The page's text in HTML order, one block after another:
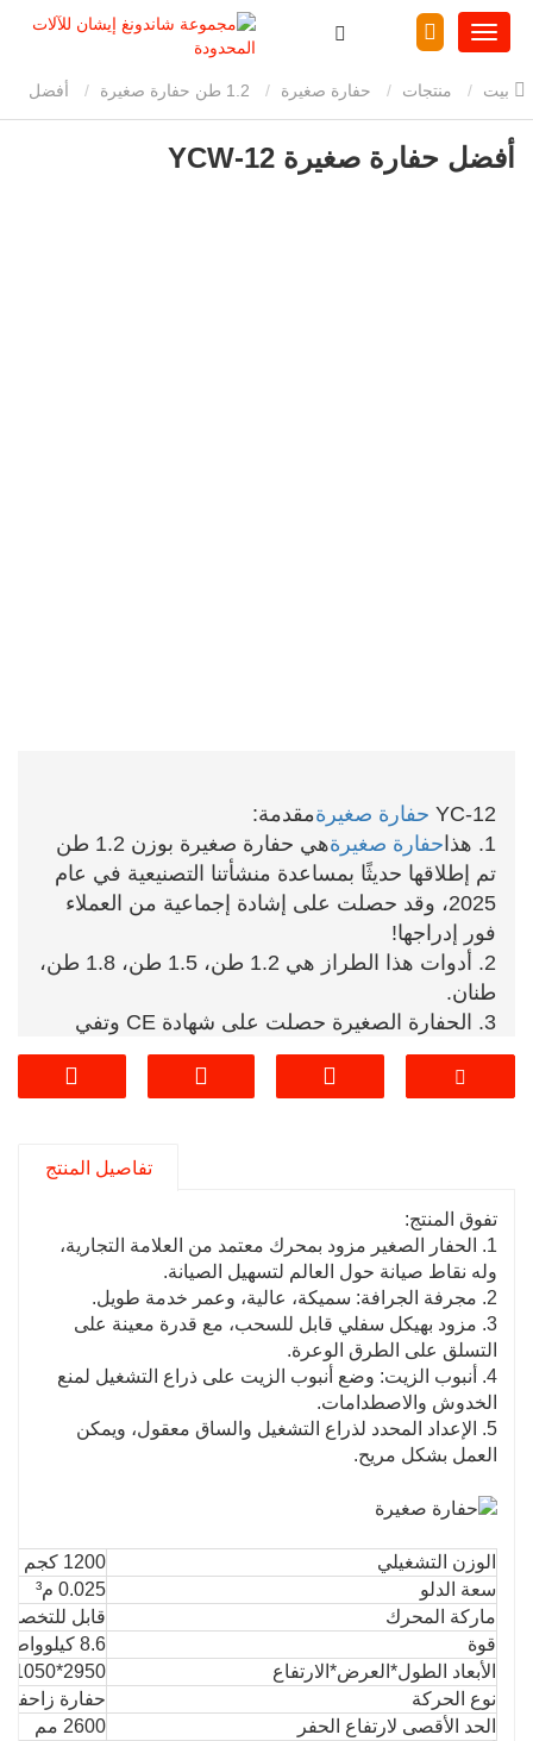
منتجات حفارة صغيرة 1.2 طن حفارة صغيرة أفضل
حفارة صغيرة YCW-12
أفضل حفارة صغيرة YCW-12
YC-12 حفارة صغيرةمقدمة:
1. هذا
حفارة صغيرة
هي حفارة صغيرة بوزن 1.2 طن
تم إطلاقها حديثًا بمساعدة منشأتنا التصنيعية في عام
2025، وقد حصلت على إشادة إجماعية من العملاء
فور إدراجها!
2. أدوات هذا الطراز هي 1.2 طن، 1.5 طن، 1.8 طن،
طنان.
3. الحفارة الصغيرة حصلت على شهادة CE وتفي
بمعايير الانبعاثات الأوروبية من الفئة الخامسة
والأمريكية EPA من الفئة الرابعة.
تفاصيل المنتج
تفوق المنتج:
1. الحفار الصغير مزود بمحرك معتمد من العلامة التجارية،
وله نقاط صيانة حول العالم لتسهيل الصيانة.
2. مجرفة الجرافة: سميكة، عالية، وعمر خدمة طويل.
3. مزود بهيكل سفلي قابل للسحب، مع قدرة معينة على
التسلق على الطرق الوعرة.
4. أنبوب الزيت: وضع أنبوب الزيت على ذراع التشغيل لمنع
الخدوش والاصطدامات.
5. الإعداد المحدد لذراع التشغيل والساق معقول، ويمكن
العمل بشكل مريح.
الوزن التشغيلي
1200 كجم
سعة الدلو
0.025 م³
ماركة المحرك
قابل
قوة
8.6 كيلوواط
الأبعاد الطول*العرض*الارتفاع
2950*1050*1600 مم
نوع الحركة
حفارة زاحفة
الحد الأقصى لارتفاع الحفر
2600 مم